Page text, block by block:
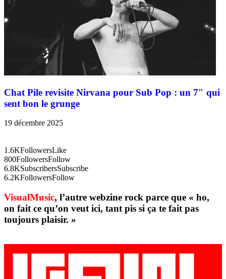
Chat Pile revisite Nirvana pour Sub Pop : un 7″ qui
sent bon le grunge
19 décembre 2025
1.6KFollowersLike
800FollowersFollow
6.8KSubscribersSubscribe
6.2KFollowersFollow
VisualMusic, l’autre webzine rock parce que « ho,
on fait ce qu’on veut ici, tant pis si ça te fait pas
toujours plaisir. »